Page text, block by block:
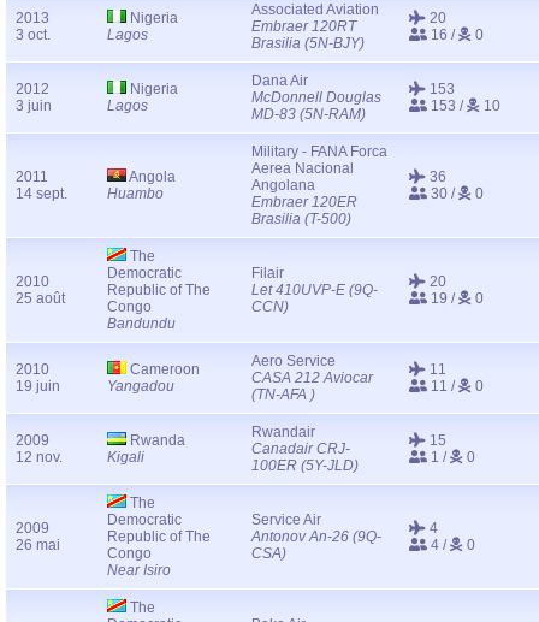
2013
3 oct.
Nigeria
Lagos
Associated Aviation
Embraer 120RT
Brasilia (5N-BJY)
20
16 /
0
2012
3 juin
Nigeria
Lagos
Dana Air
McDonnell Douglas
MD-83 (5N-RAM)
153
153 /
10
2011
14 sept.
Angola
Huambo
Military - FANA Forca
Aerea Nacional
Angolana
Embraer 120ER
Brasilia (T-500)
36
30 /
0
2010
25 août
The
Democratic
Republic of The
Congo
Bandundu
Filair
Let 410UVP-E (9Q-
CCN)
20
19 /
0
2010
19 juin
Cameroon
Yangadou
Aero Service
CASA 212 Aviocar
(TN-AFA )
11
11 /
0
2009
12 nov.
Rwanda
Kigali
Rwandair
Canadair CRJ-
100ER (5Y-JLD)
15
1 /
0
2009
26 mai
The
Democratic
Republic of The
Congo
Near Isiro
Service Air
Antonov An-26 (9Q-
CSA)
4
4 /
0
The